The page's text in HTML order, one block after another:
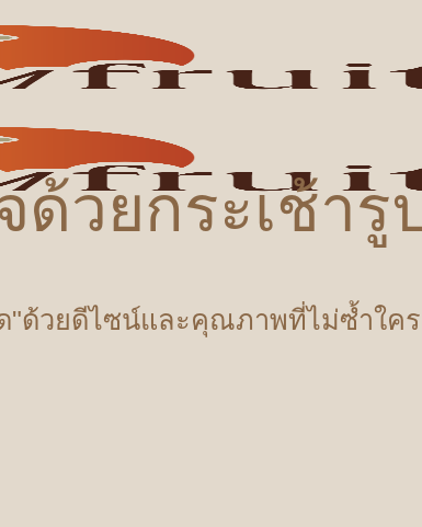
ด้วยกระเช้า
"ด้วยดีไซน์และคุณภาพที่ไม่ซ้ำใค